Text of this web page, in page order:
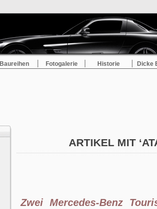
Baureihen Fotogalerie Historie Dicke
ARTIKEL MIT
Zwei Mercedes-Benz